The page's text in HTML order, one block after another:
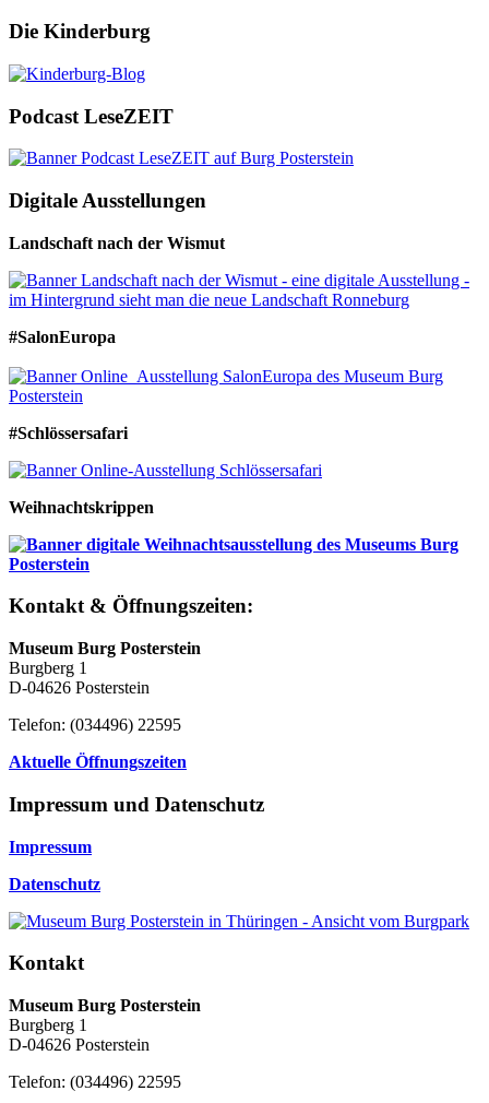
Die Kinderburg
Podcast LeseZEIT
Digitale Ausstellungen
Landschaft nach der Wismut
#SalonEuropa
#Schlössersafari
Weihnachtskrippen
Kontakt & Öffnungszeiten:
Museum Burg Posterstein
Burgberg 1
D-04626 Posterstein
Telefon: (034496) 22595
Aktuelle Öffnungszeiten
Impressum und Datenschutz
Impressum
Datenschutz
Kontakt
Museum Burg Posterstein
Burgberg 1
D-04626 Posterstein
Telefon: (034496) 22595